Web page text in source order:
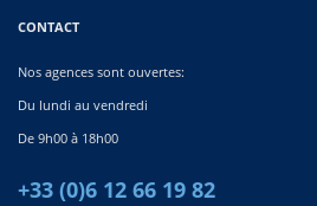
CONTACT
Nos agences sont ouvertes:
Du lundi au vendredi
De 9h00 à 18h00
+33 (0)6 12 66 19 82